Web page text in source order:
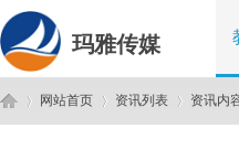
玛雅传媒
网站首页 资讯列表 资讯内